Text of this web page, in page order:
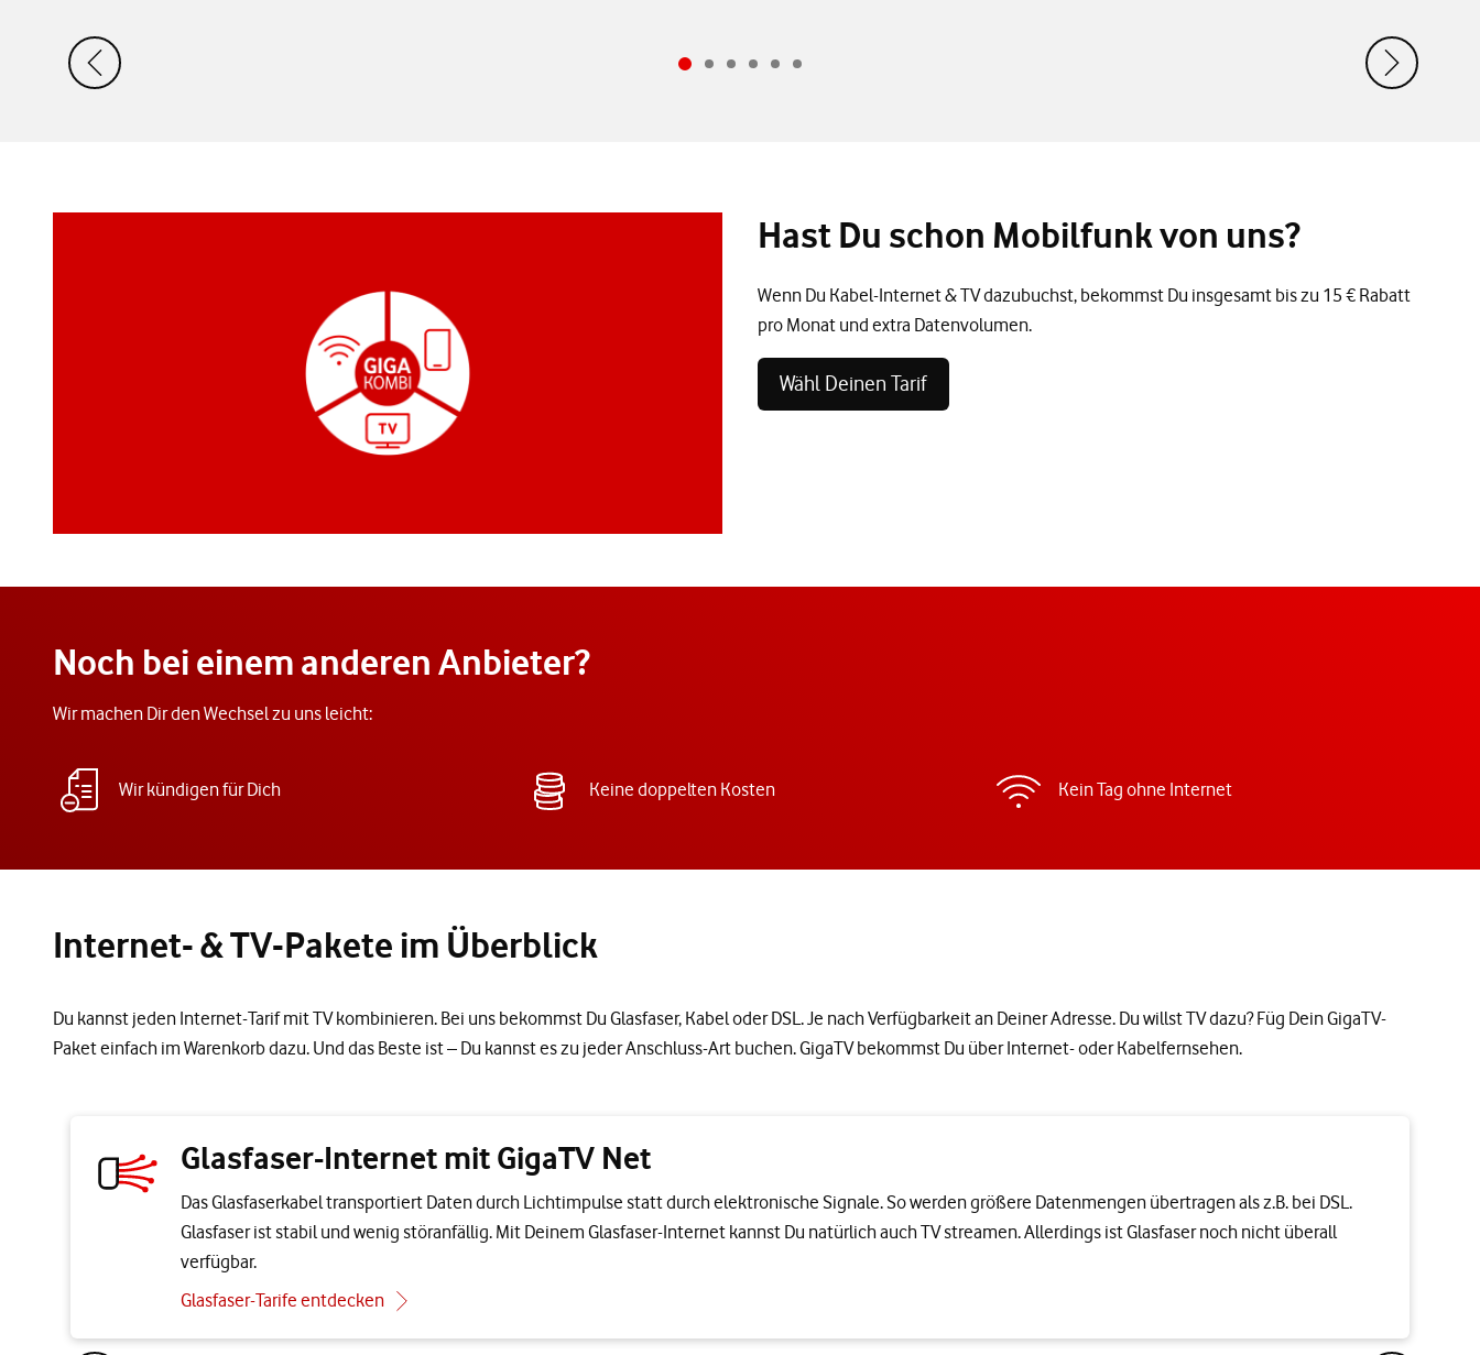
Hast Du schon Mobilfunk von uns?
Wenn Du Kabel-Internet & TV dazubuchst, bekommst Du insgesamt bis zu 15 € Rabatt
pro Monat und extra Datenvolumen.
Wähl Deinen Tarif
Noch bei einem anderen Anbieter?
Wir machen Dir den Wechsel zu uns leicht:
Wir kündigen für Dich Keine doppelten Kosten Kein Tag ohne Internet
Internet- & TV-Pakete im Überblick
Du kannst jeden Internet-Tarif mit TV kombinieren. Bei uns bekommst Du Glasfaser, Kabel oder DSL. Je nach Verfügbarkeit an Deiner Adresse. Du willst TV dazu? Füg Dein GigaTV-
Paket einfach im Warenkorb dazu. Und das Beste ist – Du kannst es zu jeder Anschluss-Art buchen. GigaTV bekommst Du über Internet- oder Kabelfernsehen.
Glasfaser-Internet mit GigaTV Net
Das Glasfaserkabel transportiert Daten durch Lichtimpulse statt durch elektronische Signale. So werden größere Datenmengen übertragen als z.B. bei DSL.
Glasfaser ist stabil und wenig störanfällig. Mit Deinem Glasfaser-Internet kannst Du natürlich auch TV streamen. Allerdings ist Glasfaser noch nicht überall
verfügbar.
Glasfaser-Tarife entdecken